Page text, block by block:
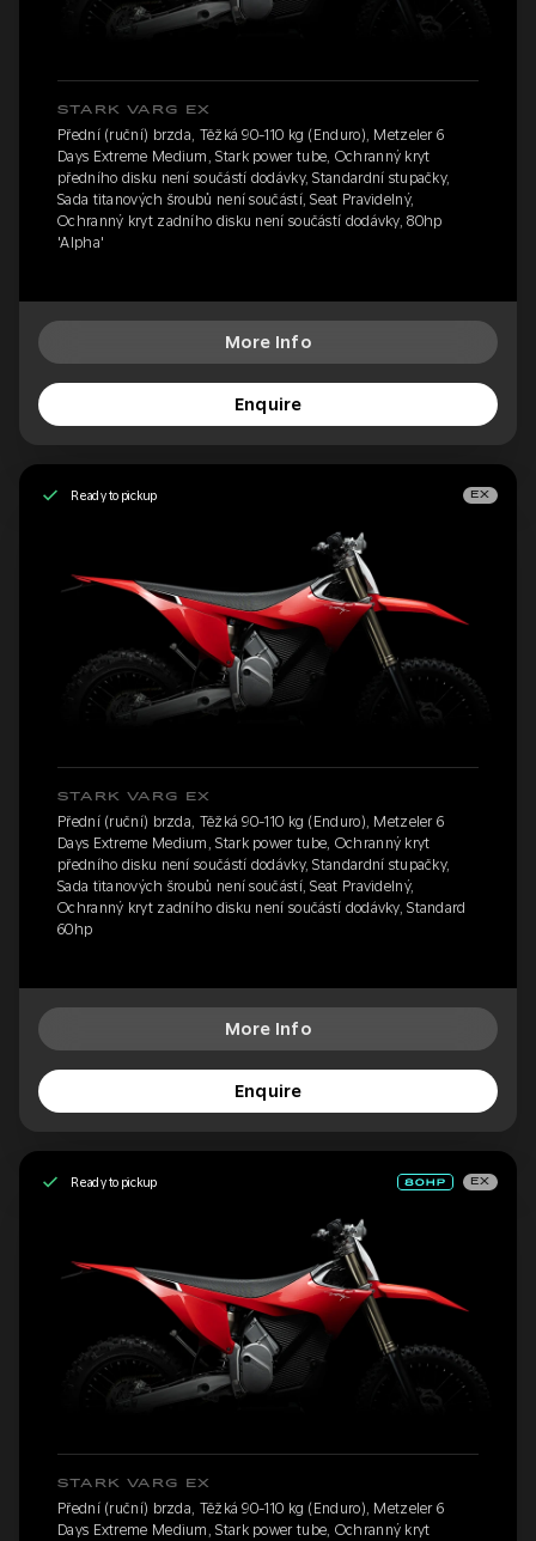
STARK VARG EX
Přední (ruční) brzda, Těžká 90-110 kg (Enduro), Metzeler 6
Days Extreme Medium, Stark power tube, Ochranný kryt
předního disku není součástí dodávky, Standardní stupačky,
Sada titanových šroubů není součástí, Seat Pravidelný,
Ochranný kryt zadního disku není součástí dodávky, 80hp
'Alpha'
More Info
Enquire
Ready to pickup EX
STARK VARG EX
Přední (ruční) brzda, Těžká 90-110 kg (Enduro), Metzeler 6
Days Extreme Medium, Stark power tube, Ochranný kryt
předního disku není součástí dodávky, Standardní stupačky,
Sada titanových šroubů není součástí, Seat Pravidelný,
Ochranný kryt zadního disku není součástí dodávky, Standard
60hp
More Info
Enquire
Ready to pickup EX
STARK VARG EX
Přední (ruční) brzda, Těžká 90-110 kg (Enduro), Metzeler 6
Days Extreme Medium, Stark power tube, Ochranný kryt